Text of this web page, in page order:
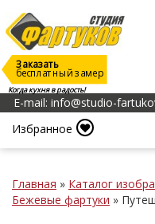
Когда кухня в радость!
Заказать
бесплатный замер
E-mail: info@studio-
Избранное
Главная » Каталог
Бежевые фартуки »